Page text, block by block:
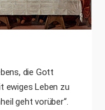
die Gott
ewiges Leben zu
geht vorüber“.